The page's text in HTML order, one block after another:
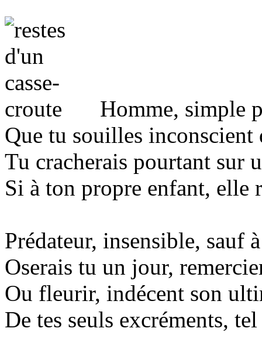
Homme, simple
Que tu souilles inconscient
Tu cracherais pourtant sur
Si à ton propre enfant, elle
Prédateur, insensible, sauf
Oserais tu un jour,
Ou fleurir, indécent son
De tes seuls excréments,